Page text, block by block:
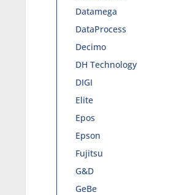
Datamega
DataProcess
Decimo
DH Technology
DIGI
Elite
Epos
Epson
Fujitsu
G&D
GeBe